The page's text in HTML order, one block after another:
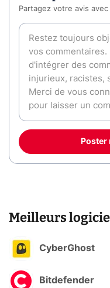
Partagez votre avis
Poster
Meilleurs
CyberGhost
Bitdefender